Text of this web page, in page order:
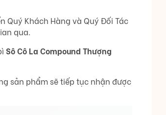
Quý Khách Hàng và Quý Đối Tác
qua.
Sô Cô La Compound Thượng
sản phẩm sẽ tiếp tục nhận được